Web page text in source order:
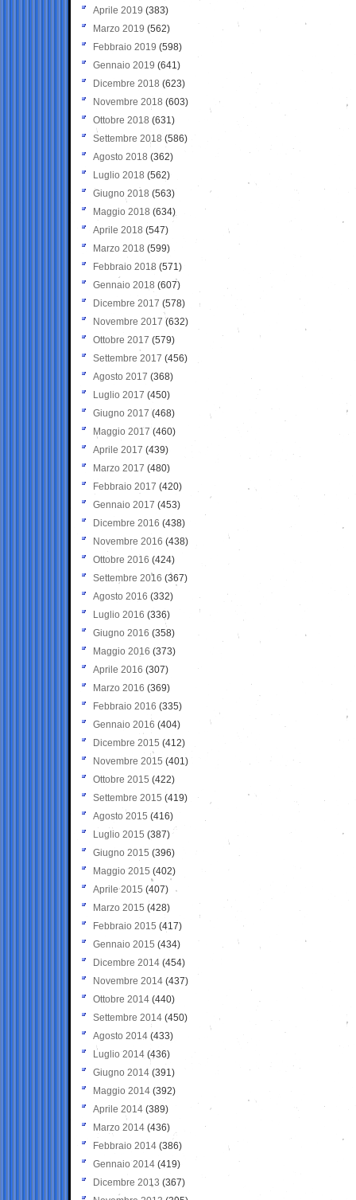
Aprile 2019 (383)
Marzo 2019 (562)
Febbraio 2019 (598)
Gennaio 2019 (641)
Dicembre 2018 (623)
Novembre 2018 (603)
Ottobre 2018 (631)
Settembre 2018 (586)
Agosto 2018 (362)
Luglio 2018 (562)
Giugno 2018 (563)
Maggio 2018 (634)
Aprile 2018 (547)
Marzo 2018 (599)
Febbraio 2018 (571)
Gennaio 2018 (607)
Dicembre 2017 (578)
Novembre 2017 (632)
Ottobre 2017 (579)
Settembre 2017 (456)
Agosto 2017 (368)
Luglio 2017 (450)
Giugno 2017 (468)
Maggio 2017 (460)
Aprile 2017 (439)
Marzo 2017 (480)
Febbraio 2017 (420)
Gennaio 2017 (453)
Dicembre 2016 (438)
Novembre 2016 (438)
Ottobre 2016 (424)
Settembre 2016 (367)
Agosto 2016 (332)
Luglio 2016 (336)
Giugno 2016 (358)
Maggio 2016 (373)
Aprile 2016 (307)
Marzo 2016 (369)
Febbraio 2016 (335)
Gennaio 2016 (404)
Dicembre 2015 (412)
Novembre 2015 (401)
Ottobre 2015 (422)
Settembre 2015 (419)
Agosto 2015 (416)
Luglio 2015 (387)
Giugno 2015 (396)
Maggio 2015 (402)
Aprile 2015 (407)
Marzo 2015 (428)
Febbraio 2015 (417)
Gennaio 2015 (434)
Dicembre 2014 (454)
Novembre 2014 (437)
Ottobre 2014 (440)
Settembre 2014 (450)
Agosto 2014 (433)
Luglio 2014 (436)
Giugno 2014 (391)
Maggio 2014 (392)
Aprile 2014 (389)
Marzo 2014 (436)
Febbraio 2014 (386)
Gennaio 2014 (419)
Dicembre 2013 (367)